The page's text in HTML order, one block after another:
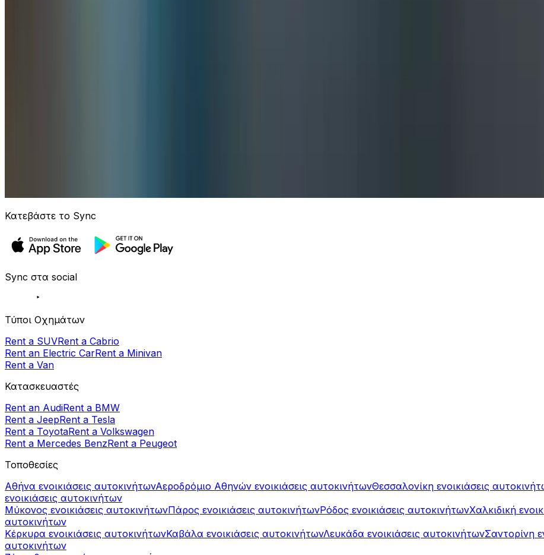
Κατεβάστε το Sync
Sync στα social
Τύποι Οχημάτων
Rent a SUVRent a Cabrio
Rent an Electric CarRent a Minivan
Rent a Van
Κατασκευαστές
Rent an AudiRent a BMW
Rent a JeepRent a Tesla
Rent a ToyotaRent a Volkswagen
Rent a Mercedes BenzRent a Peugeot
Τοποθεσίες
Αθήνα ενοικιάσεις αυτοκινήτωνΑεροδρόμιο Αθηνών ενοικιάσεις αυτοκινήτωνΘεσσαλονίκη ενοικιάσεις
ενοικιάσεις αυτοκινήτων
Μύκονος ενοικιάσεις αυτοκινήτωνΠάρος ενοικιάσεις αυτοκινήτωνΡόδος ενοικιάσεις αυτοκινήτωνΧαλκιδική
αυτοκινήτων
Κέρκυρα ενοικιάσεις αυτοκινήτωνΚαβάλα ενοικιάσεις αυτοκινήτωνΛευκάδα ενοικιάσεις αυτοκινήτωνΣαντορίνη
αυτοκινήτων